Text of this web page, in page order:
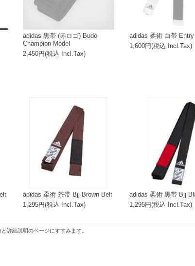
adidas 黒帯 (赤ロゴ) Budo
Champion Model
2,450円(税込 Incl.Tax)
adidas 柔術 白帯 Entry
1,600円(税込 Incl.Tax)
adidas 柔術 茶帯 Bjj Brown Belt
1,295円(税込 Incl.Tax)
adidas 柔術 黒帯 Bjj
1,295円(税込 Incl.Tax)
詳細説明のページにすすみます。